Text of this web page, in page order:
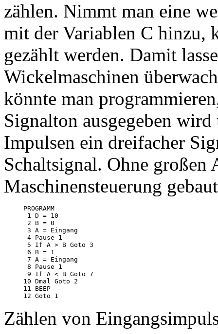
zählen. Nimmt man eine
mit der Variablen C hinzu,
gezählt werden. Damit
Wickelmaschinen
könnte man
Signalton ausgegeben
Impulsen ein dreifacher
Schaltsignal. Ohne großen
Maschinensteuerung
PROGRAMM
1 D = 10
2 B = 0
3 A = Eingang
4 Pause 1
5 If A > B Goto 3
6 B = 1
7 A = Eingang
8 Pause 1
9 If A < B Goto 7
10 Dmal Goto 2
11 BEEP
Zählen von